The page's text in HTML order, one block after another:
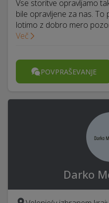
Vse storitve opravljamo
bile opravljene za nas. To
lotimo z dobro mero
Več
POVPRAŠEVANJE
Darko